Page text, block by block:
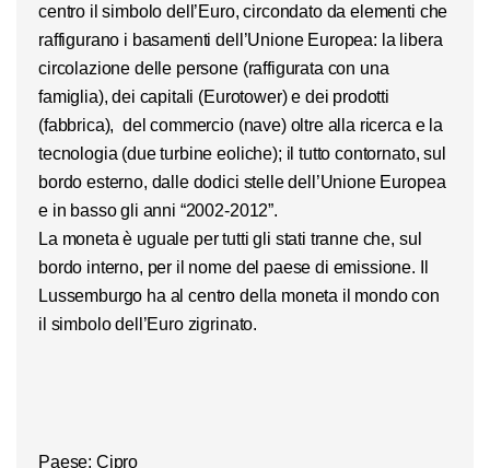
centro il simbolo dell’Euro, circondato da elementi che
raffigurano i basamenti dell’Unione Europea: la libera
circolazione delle persone (raffigurata con una
famiglia), dei capitali (Eurotower) e dei prodotti
(fabbrica), del commercio (nave) oltre alla ricerca e la
tecnologia (due turbine eoliche); il tutto contornato, sul
bordo esterno, dalle dodici stelle dell’Unione Europea
e in basso gli anni “2002-2012”.
La moneta è uguale per tutti gli stati tranne che, sul
bordo interno, per il nome del paese di emissione. Il
Lussemburgo ha al centro della moneta il mondo con
il simbolo dell’Euro zigrinato.
Paese: Cipro